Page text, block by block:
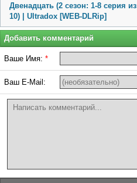
Двенадцать (2 сезон: 1-8 серия из
10) | Ultradox [WEB-DLRip]
Добавить комментарий
Ваше Имя: *
Ваш E-Mail: